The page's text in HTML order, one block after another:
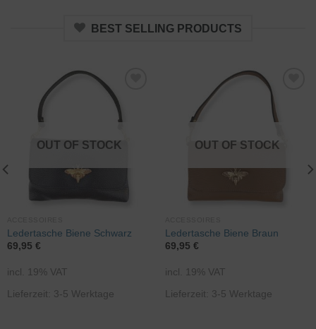
BEST SELLING PRODUCTS
Zur
Wunschliste
hinzufügen
OUT OF STOCK
Ledertasche Biene Schwarz
69,95 €
incl. 19% VAT
Lieferzeit: 3-5 Werktage
Wunschliste
hinzufügen
OUT OF STOCK
Ledertasche Biene Braun
69,95 €
incl. 19% VAT
Lieferzeit: 3-5 Werktage